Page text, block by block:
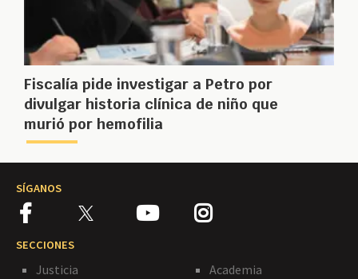
Fiscalía pide investigar a Petro por
divulgar historia clínica de niño que
murió por hemofilia
SÍGANOS
SECCIONES
Justicia
Academia